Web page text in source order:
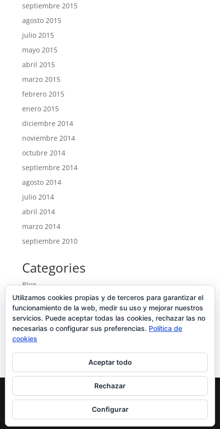
septiembre 2015
agosto 2015
julio 2015
mayo 2015
abril 2015
marzo 2015
febrero 2015
enero 2015
diciembre 2014
noviembre 2014
octubre 2014
septiembre 2014
agosto 2014
julio 2014
abril 2014
marzo 2014
septiembre 2010
Categories
Blog
Entrades
Ofertes noves
Portfolio
Uncategorized
Elegant Themes| Desarrollado por
WordPress
Utilizamos cookies propias y de terceros para garantizar el
funcionamiento de la web, medir su uso y mejorar nuestros
servicios. Puede aceptar todas las cookies, rechazar las no
necesarias o configurar sus preferencias. Política de
cookies
Aceptar todo
Rechazar
Configurar